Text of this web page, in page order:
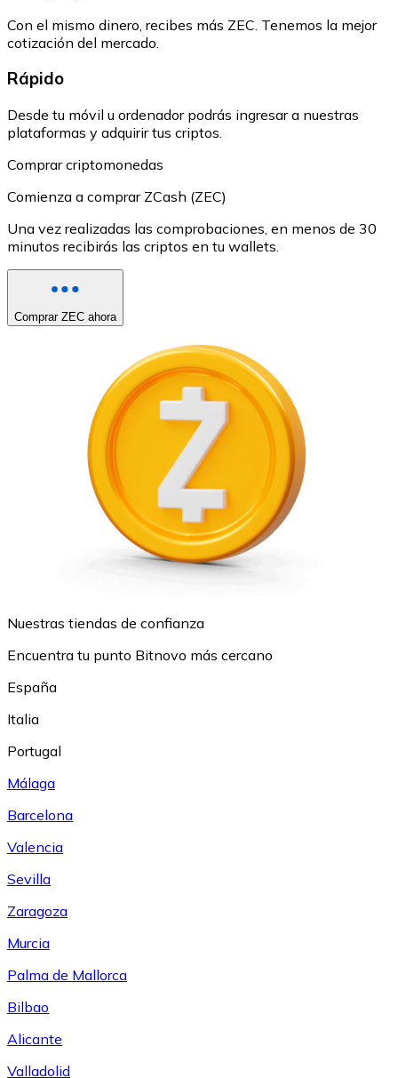
Con el mismo dinero, recibes más ZEC. Tenemos la mejor
cotización del mercado.
Rápido
Desde tu móvil u ordenador podrás ingresar a nuestras
plataformas y adquirir tus criptos.
Comprar criptomonedas
Comienza a comprar ZCash (ZEC)
Una vez realizadas las comprobaciones, en menos de 30
minutos recibirás las criptos en tu wallets.
Comprar ZEC ahora
Nuestras tiendas de confianza
Encuentra tu punto Bitnovo más cercano
España
Italia
Portugal
Málaga
Barcelona
Valencia
Sevilla
Zaragoza
Murcia
Palma de Mallorca
Bilbao
Alicante
Valladolid